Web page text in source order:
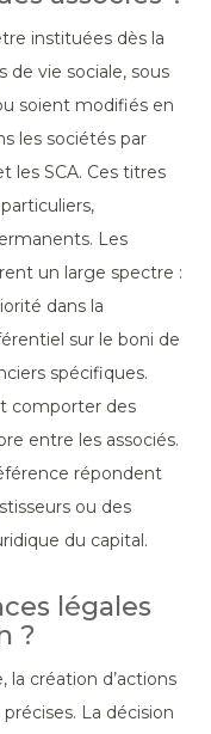
instituées dès la
vie sociale, sous
soient modifiés en
les sociétés par
les SCA. Ces titres
Les
un large spectre :
dans la
sur le boni de
spécifiques.
comporter des
entre les associés.
répondent
ou des
du capital.
légales
?
la création d’actions
La décision